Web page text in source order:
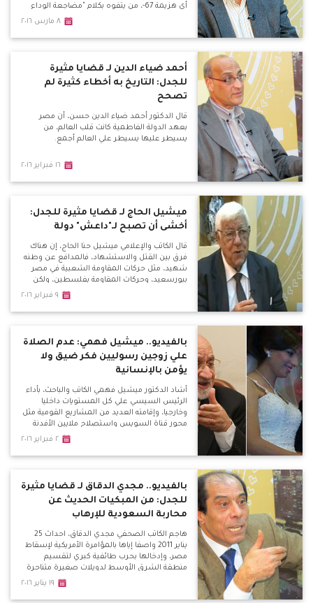
أي هزيمة 67-، من يتفوه بكلام "مضاجعة الوداع
٨ مارس ٢٠١٦
أحمد ضياء الدين لـ قضايا مثيرة
للجدل: التاريخ به أخطاء كثيرة لم
تصحح
قال الدكتور أحمد ضياء الدين حسن، أن مصر
بعهد الدولة الفاطمية كانت قلب العالم، من
يسيطر عليها يسيطر علي العالم أجمع.
١٦ فبراير ٢٠١٦
ميشيل الحاج لـ قضايا مثيرة للجدل:
أخشى أن تصبح لـ"داعش" دولة
قال الكاتب والإعلامي ميشيل حنا الحاج، إن هناك
فرق بين القتل والاستشهاد، فالمدافع عن وطنه
شهيد، مثل حركات المقاومة الشعبية في مصر
ببورسعيد، وحركات المقاومة بفلسطين، ولكن
الدواعش الذين يفجرون أنفسهم وسط الأبرياء
العين.
٩ فبراير ٢٠١٦
بالفيديو.. ميشيل فهمي: عدم الصلاة
علي زوجين رسوليين فكر ضيق ولا
يؤمن بالإنسانية
أشاد الدكتور ميشيل فهمي الكاتب والباحث، بأداء
الرئيس السيسي علي كل المستويات داخليا
وخارجيا، وإقامته العديد من المشاريع القومية مثل
محور قناة السويس واستصلاح ملايين الأفدنة
وإنشاء المزارع السمكية وإنشاء محطة الضبعة
ثمارها بعد سنوات قليلة.
٢ فبراير ٢٠١٦
بالفيديو.. مجدي الدقاق لـ قضايا مثيرة
للجدل: من المبكيات الحديث عن
محاربة السعودية للإرهاب
هاجم الكاتب الصحفي مجدي الدقاق، احداث 25
يناير 2011 واصفا إياها بالمؤامرة الأمريكية لإسقاط
مصر، وإدخالها بحرب طائفية كبري لتقسيم
منطقة الشرق الأوسط لدويلات صغيرة متناحرة
١٩ يناير ٢٠١٦